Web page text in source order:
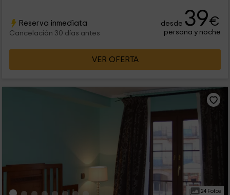
Reserva inmediata
Cancelación 30 días antes
desde 39€
persona y noche
VER OFERTA
24 Fotos